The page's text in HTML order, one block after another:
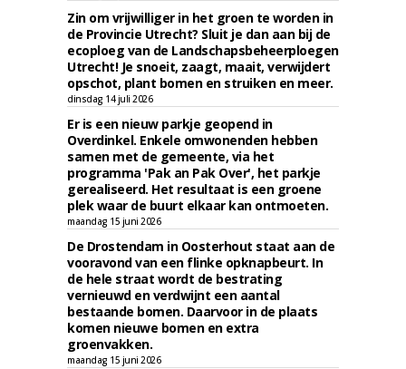
Zin om vrijwilliger in het groen te worden in
de Provincie Utrecht? Sluit je dan aan bij de
ecoploeg van de Landschapsbeheerploegen
Utrecht! Je snoeit, zaagt, maait, verwijdert
opschot, plant bomen en struiken en meer.
dinsdag 14 juli 2026
Er is een nieuw parkje geopend in
Overdinkel. Enkele omwonenden hebben
samen met de gemeente, via het
programma 'Pak an Pak Over', het parkje
gerealiseerd. Het resultaat is een groene
plek waar de buurt elkaar kan ontmoeten.
maandag 15 juni 2026
De Drostendam in Oosterhout staat aan de
vooravond van een flinke opknapbeurt. In
de hele straat wordt de bestrating
vernieuwd en verdwijnt een aantal
bestaande bomen. Daarvoor in de plaats
komen nieuwe bomen en extra
groenvakken.
maandag 15 juni 2026